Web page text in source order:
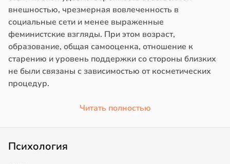
внешностью, чрезмерная вовлеченность в
социальные сети и менее выраженные
феминистские взгляды. При этом возраст,
образование, общая самооценка, отношение к
старению и уровень поддержки со стороны близких
не были связаны с зависимостью от косметических
процедур.
Читать полностью
Психология